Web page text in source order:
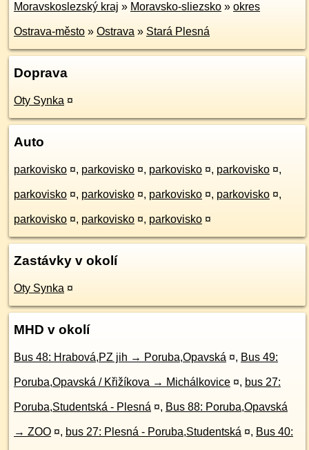
Moravskoslezský kraj » Moravsko-sliezsko » okres
Ostrava-město » Ostrava » Stará Plesná
Doprava
Oty Synka ¤
Auto
parkovisko ¤, parkovisko ¤, parkovisko ¤, parkovisko ¤,
parkovisko ¤, parkovisko ¤, parkovisko ¤, parkovisko ¤,
parkovisko ¤, parkovisko ¤, parkovisko ¤
Zastávky v okolí
Oty Synka ¤
MHD v okolí
Bus 48: Hrabová,PZ jih → Poruba,Opavská ¤, Bus 49:
Poruba,Opavská / Křižíkova → Michálkovice ¤, bus 27:
Poruba,Studentská - Plesná ¤, Bus 88: Poruba,Opavská
→ ZOO ¤, bus 27: Plesná - Poruba,Studentská ¤, Bus 40: